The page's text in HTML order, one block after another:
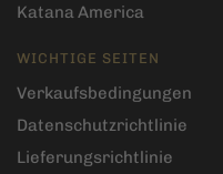
Katana America
WICHTIGE SEITEN
Verkaufsbedingungen
Datenschutzrichtlinie
Lieferungsrichtlinie